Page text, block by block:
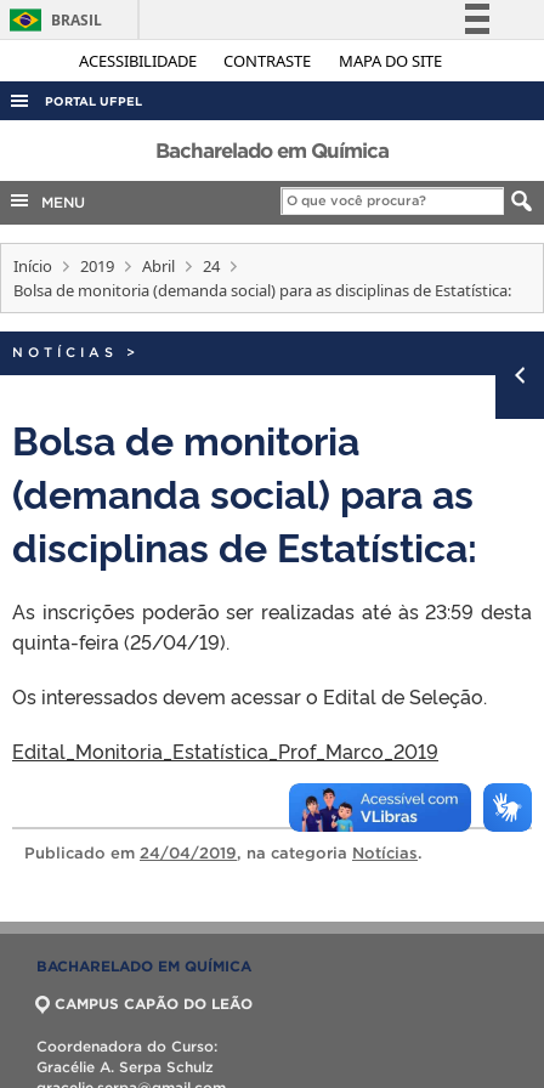
ACESSIBILIDADE CONTRASTE MAPA DO SITE
BRASIL
Simplifique!
Legislação
Canais
PORTAL UFPEL
ACESSO À INFORMAÇÃO
AUDITORIA
COBALTO
CONCURSOS
INTERNACIONAL
PORTARIAS
Bacharelado em Química
MENU
Início 2019 Abril
24
Bolsa de monitoria (demanda social) para as disciplinas de Estatística:
NOTÍCIAS >
Bolsa de monitoria
(demanda social) para as
disciplinas de Estatística:
As inscrições poderão ser realizadas até às 23:59 desta
quinta-feira (25/04/19).
Os interessados devem acessar o Edital de Seleção.
Edital_Monitoria_Estatística_Prof_Marco_2019
Publicado em 24/04/2019, na categoria Notícias.
BACHARELADO EM QUÍMICA
CAMPUS CAPÃO DO LEÃO
Coordenadora do Curso:
Gracélie A. Serpa Schulz